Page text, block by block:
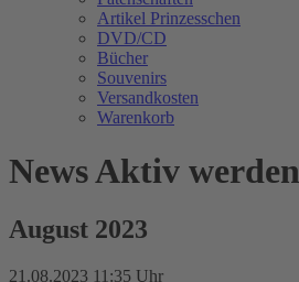
Artikel Prinzesschen
DVD/CD
Bücher
Souvenirs
Versandkosten
Warenkorb
News Aktiv werden
August 2023
21.08.2023 11:35 Uhr